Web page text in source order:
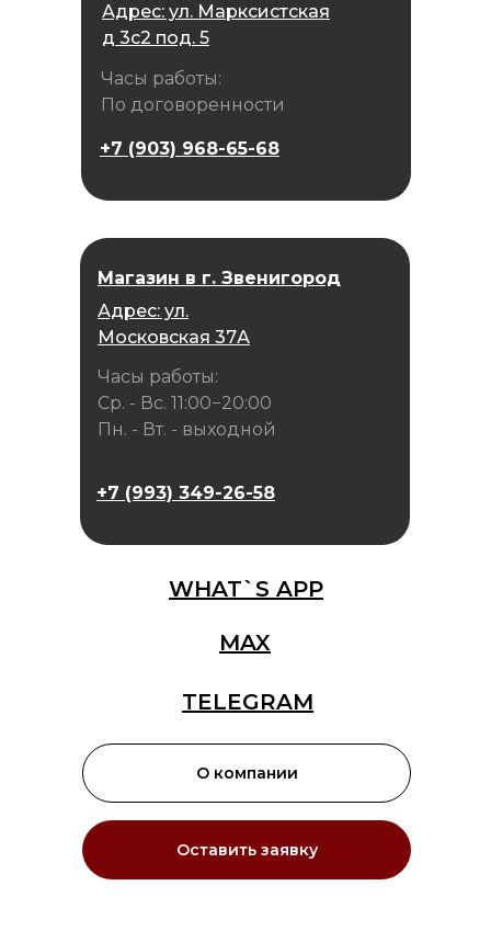
Оставить заявку
Адрес: ул. Марксистская
д 3с2 под. 5
Часы работы:
По договоренности
О компании
MAX
TELEGRAM
WHAT`S APP
Часы работы:
Ср. - Вс. 11:00−20:00
Пн. - Вт. - выходной
Магазин в г. Звенигород
Адрес: ул.
Московская 37А
+7 (993) 349-26-58
+7 (903) 968-65-68